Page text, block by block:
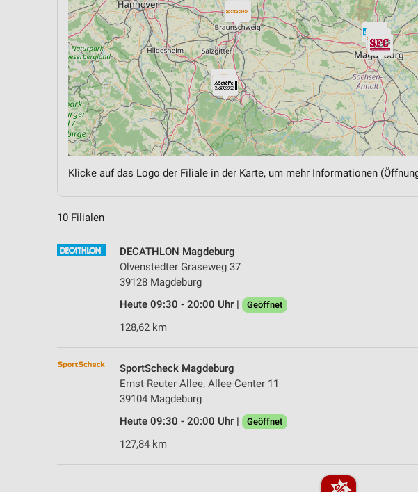
Klicke auf das Logo der Filiale in der Karte, um mehr Informationen
10 Filialen
DECATHLON Magdeburg
Olvenstedter Graseweg 37
39128 Magdeburg
Heute 09:30 - 20:00 Uhr |
Geöffnet
128,62 km
SportScheck Magdeburg
Ernst-Reuter-Allee, Allee-Center 11
39104 Magdeburg
Heute 09:30 - 20:00 Uhr |
Geöffnet
127,84 km